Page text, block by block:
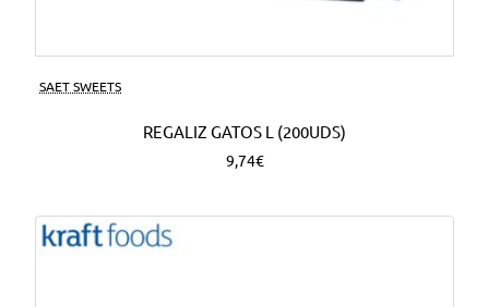
SAET SWEETS
REGALIZ GATOS L (200UDS)
9,74€